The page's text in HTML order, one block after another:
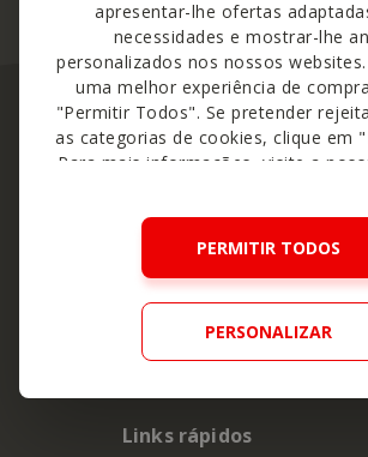
apresentar-lhe ofertas
necessidades e mostrar-lhe
personalizados nos nossos
uma melhor experiência de
"Permitir Todos". Se pretender
as categorias de cookies, clique em
Para mais informações, visite a
PERMITIR TODOS
PERSONALIZAR
Os mais procurados
Coleções Continente
Receitas na Air Fryer
Links rápidos